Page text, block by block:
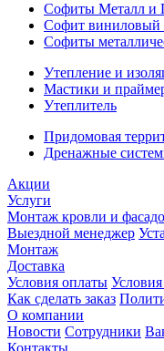
Софиты Металл
Софит виниловый
Софиты
Утепление и
Мастики и
Утеплитель
Придомовая
Дренажные
Акции
Услуги
Монтаж кровли и
Выездной менеджер
Монтаж
Доставка
Условия оплаты
Как сделать заказ
О компании
Новости Сотрудники
Контакты